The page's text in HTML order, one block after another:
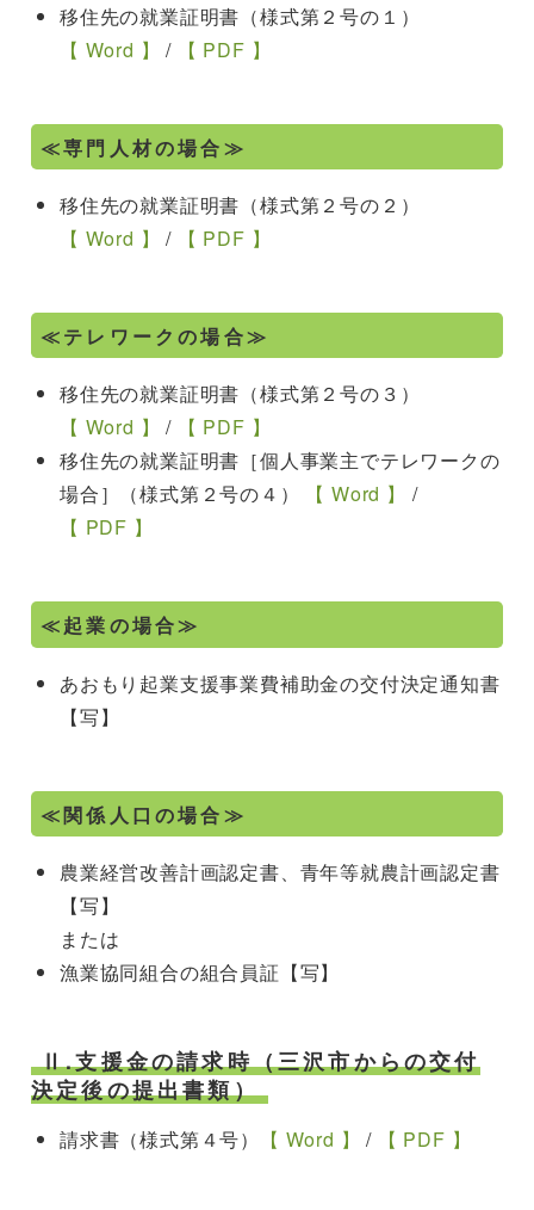
移住先の就業証明書（様式第２号の１）
【 Word 】
/ 【 PDF 】
≪専門人材の場合≫
移住先の就業証明書（様式第２号の２）
【 Word 】
/ 【 PDF 】
≪テレワークの場合≫
移住先の就業証明書（様式第２号の３）
【 Word 】
/
【 PDF 】
移住先の就業証明書［個人事業主でテレワークの
場合］（様式第２号の４）
【 Word 】
/
【 PDF 】
≪起業の場合≫
あおもり起業支援事業費補助金の交付決定通知書
【写】
≪関係人口の場合≫
農業経営改善計画認定書、青年等就農計画認定書
【写】
または
漁業協同組合の組合員証【写】
Ⅱ.支援金の請求時（三沢市からの交付
決定後の提出書類）
請求書（様式第４号） 【 Word 】 / 【 PDF 】